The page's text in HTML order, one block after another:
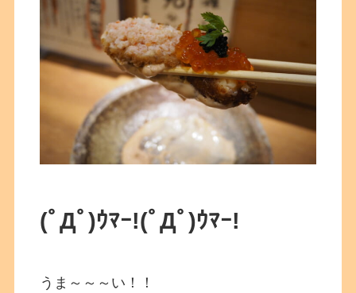
(ﾟДﾟ)ｳﾏｰ!(ﾟДﾟ)ｳﾏｰ!
うま～～～い！！